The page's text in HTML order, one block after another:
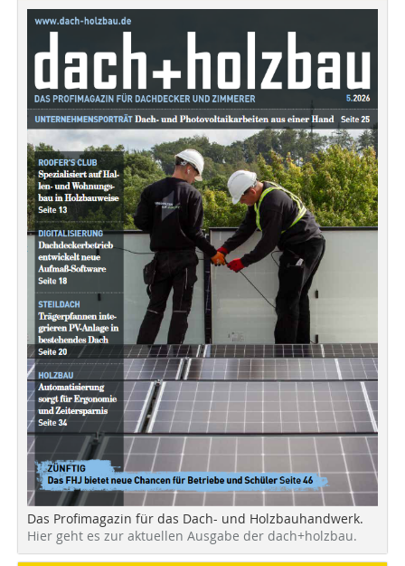
Das Profimagazin für das Dach- und Holzbauhandwerk.
Hier geht es zur aktuellen Ausgabe der dach+holzbau.